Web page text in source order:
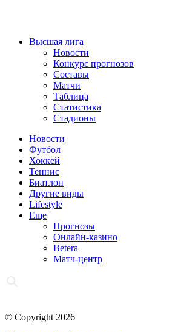
Высшая лига
Новости
Конкурс прогнозов
Составы
Матчи
Таблица
Статистика
Стадионы
Новости
Футбол
Хоккей
Теннис
Биатлон
Другие виды
Lifestyle
Еще
Прогнозы
Онлайн-казино
Betera
Матч-центр
© Copyright 2026